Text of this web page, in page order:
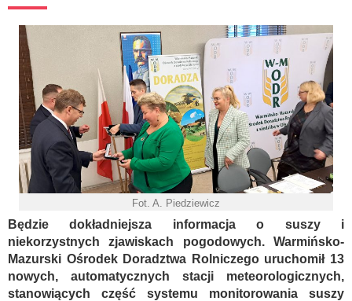
Fot. A. Piedziewicz
Będzie dokładniejsza informacja o suszy i
niekorzystnych zjawiskach pogodowych. Warmińsko-
Mazurski Ośrodek Doradztwa Rolniczego uruchomił 13
nowych, automatycznych stacji meteorologicznych,
stanowiących część systemu monitorowania suszy